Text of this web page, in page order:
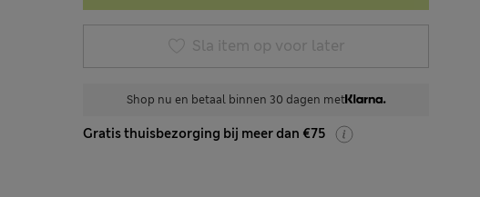
Sla item op voor later
Shop nu en betaal binnen 30 dagen met
Gratis thuisbezorging bij meer dan €75